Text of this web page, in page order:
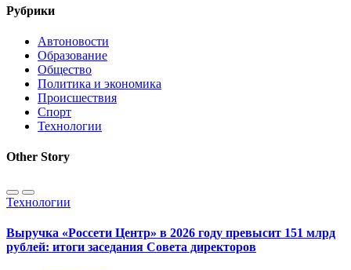
Рубрики
Автоновости
Образование
Общество
Политика и экономика
Происшествия
Спорт
Технологии
Other Story
Технологии
Выручка «Россети Центр» в 2026 году превысит 151 млрд
рублей: итоги заседания Совета директоров